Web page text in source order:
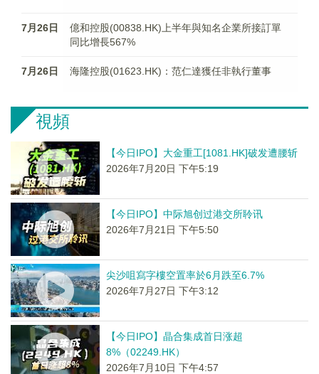
7月26日
億和控股(00838.HK)上半年與知名企業所接訂單
同比增長567%
7月26日 海隆控股(01623.HK)：范仁達獲任非執行董事
視頻
【今日IPO】大金重工[1081.HK]破发遭腰斩
2026年7月20日 下午5:19
【今日IPO】中际旭创过港交所聆讯
2026年7月21日 下午5:50
尖沙咀寫字樓空置率於6月跌至6.7%
2026年7月27日 下午3:12
【今日IPO】晶合集成首日涨超
8%（02249.HK）
2026年7月10日 下午4:57